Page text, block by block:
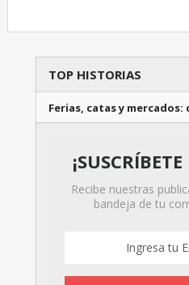
TOP HISTORIAS
Ferias, catas y
Recibe nuestras
bandeja de tu